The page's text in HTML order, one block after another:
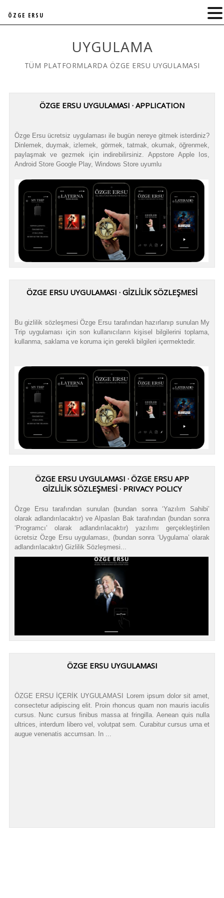
UYGULAMA
TÜM PLATFORMLARDA ÖZGE ERSU UYGULAMASI
ÖZGE ERSU UYGULAMASI · APPLICATION
Özge Ersu ücretsiz uygulaması ile bugün nereye gitmek isterdiniz?
Dinlemek, duymak, izlemek, görmek, tatmak, okumak, öğrenmek,
paylaşmak ve gezmek için indirebilirsiniz. Appstore Apple Ios,
Android Store Google Play, Windows Store uyumlu
ÖZGE ERSU UYGULAMASI · GİZLİLİK SÖZLEŞMESİ
Bu gizlilik sözleşmesi Özge Ersu tarafından hazırlanıp sunulan My
Trip uygulaması için son kullanıcıların kişisel bilgilerini toplama,
kullanma, saklama ve koruma için gerekli bilgileri içermektedir.
ÖZGE ERSU UYGULAMASI · ÖZGE ERSU APP
GİZLİLİK SÖZLEŞMESİ · PRIVACY POLICY
Özge Ersu tarafından sunulan (bundan sonra ‘Yazılım Sahibi’
olarak adlandırılacaktır) ve Alpaslan Bak tarafından (bundan sonra
‘Programcı’ olarak adlandırılacaktır) yazılımı gerçekleştirilen
ücretsiz Özge Ersu uygulaması, (bundan sonra ‘Uygulama’ olarak
adlandırılacaktır) Gizlilik Sözleşmesi...
ÖZGE ERSU UYGULAMASI
ÖZGE ERSU İÇERİK UYGULAMASI Lorem ipsum dolor sit amet,
consectetur adipiscing elit. Proin rhoncus quam non mauris iaculis
cursus. Nunc cursus finibus massa at fringilla. Aenean quis nulla
ultrices, interdum libero vel, volutpat sem. Curabitur cursus urna et
augue venenatis accumsan. In ...
ÖZGE ERSU